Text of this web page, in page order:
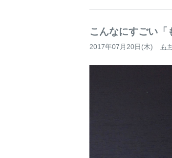
こんなにすごい「
2017年07月20日(木) も